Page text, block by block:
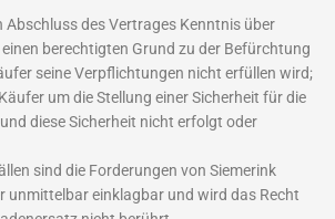
Abschluss des Vertrages Kenntnis über
berechtigten Grund zu der Befürchtung
seine Verpflichtungen nicht erfüllen wird;
um die Stellung einer Sicherheit für die
diese Sicherheit nicht erfolgt oder
sind die Forderungen von Siemerink
unmittelbar einklagbar und wird das Recht